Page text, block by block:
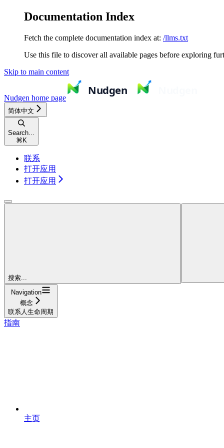
Documentation Index
Fetch the complete documentation index at: /llms.txt
Use this file to discover all available pages before exploring
Skip to main content
Nudgen home page
简体中文
Search...
⌘ K
联系
打开应用
打开应用
搜索...
Navigation
概念
联系人生命周期
指南
主页